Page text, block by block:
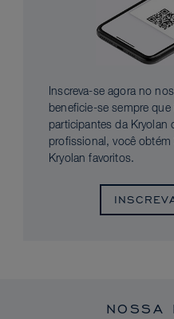
Inscreva-se agora no
beneficie-se sempre
participantes da Kryolan
profissional, você
Kryolan favoritos.
NOSSA